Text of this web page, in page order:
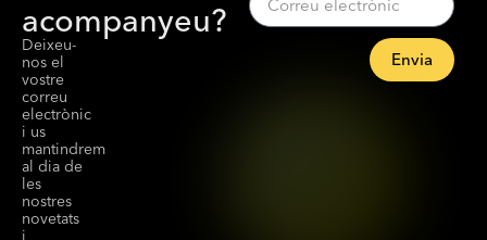
acompanyeu?
Deixeu-
nos el
vostre
correu
electrònic
i us
mantindrem
al dia de
les
nostres
novetats
i
Envia